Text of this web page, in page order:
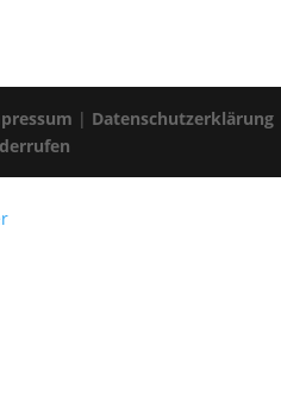
| Datenschutzerklärung